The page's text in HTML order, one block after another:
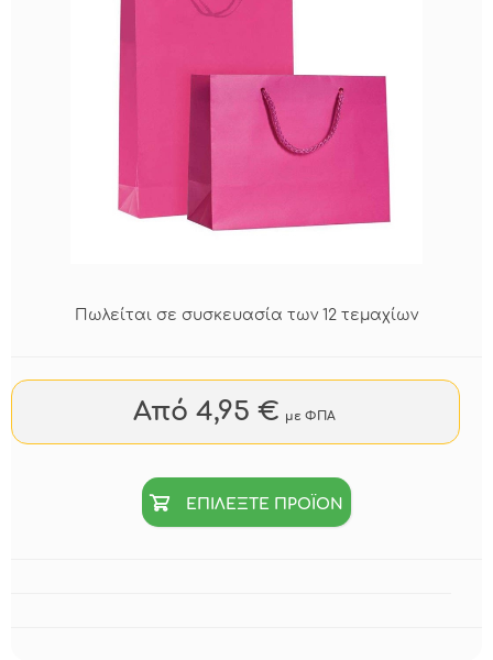
Πωλείται σε συσκευασία των 12 τεμαχίων
Από 4,95 € με ΦΠΑ
ΕΠΙΛΕΞΤΕ ΠΡΟΪΟΝ